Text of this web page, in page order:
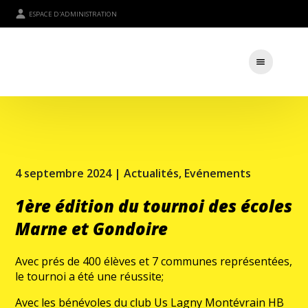
ESPACE D'ADMINISTRATION
4 septembre 2024 |Actualités, Evénements
1ère édition du tournoi des écoles
Marne et Gondoire
Avec prés de 400 élèves et 7 communes représentées,
le tournoi a été une réussite;
Avec les bénévoles du club Us Lagny Montévrain HB